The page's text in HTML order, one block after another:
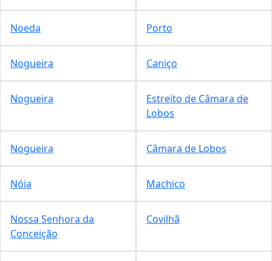
Noeda Porto
Nogueira Caniço
Nogueira
Estreito de Câmara de
Lobos
Nogueira Câmara de Lobos
Nóia Machico
Nossa Senhora da
Conceição
Covilhã